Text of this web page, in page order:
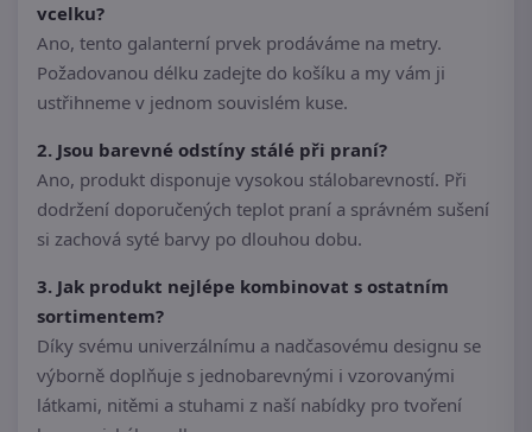
vcelku?
Ano, tento galanterní prvek prodáváme na metry.
Požadovanou délku zadejte do košíku a my vám ji
ustřihneme v jednom souvislém kuse.
2. Jsou barevné odstíny stálé při praní?
Ano, produkt disponuje vysokou stálobarevností. Při
dodržení doporučených teplot praní a správném sušení
si zachová syté barvy po dlouhou dobu.
3. Jak produkt nejlépe kombinovat s ostatním
sortimentem?
Díky svému univerzálnímu a nadčasovému designu se
výborně doplňuje s jednobarevnými i vzorovanými
látkami, nitěmi a stuhami z naší nabídky pro tvoření